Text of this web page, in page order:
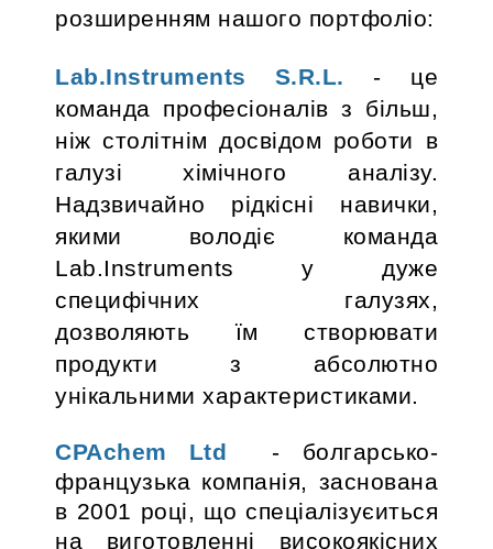
розширенням нашого портфоліо:
Lab.Instruments S.R.L. - це
команда професіоналів з більш,
ніж столітнім досвідом роботи в
галузі хімічного аналізу.
Надзвичайно рідкісні навички,
якими володіє команда
Lab.Instruments у дуже
специфічних галузях,
дозволяють їм створювати
продукти з абсолютно
унікальними характеристиками.
CPAchem Ltd
- болгарсько-
французька компанія, заснована
в 2001 році, що спеціалізуєиться
на виготовленні високоякісних